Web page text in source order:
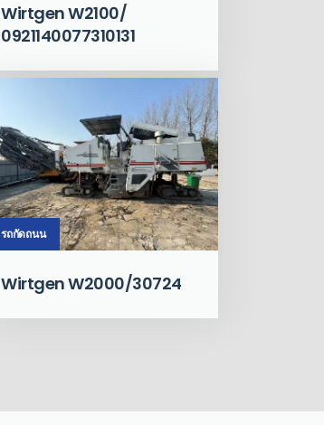
Wirtgen W2100/
0921140077310131
รถกัดถนน
Wirtgen W2000/30724